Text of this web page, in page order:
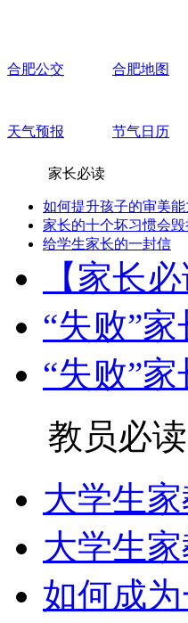
合肥公交 合肥地图
天气预报 节气日历
家长必读
如何提升孩子的审美能
家长的十个坏习惯会毁
给学生家长的一封信
【家长
“失败”
“失败”
教员必读
大学生
大学生
如何成